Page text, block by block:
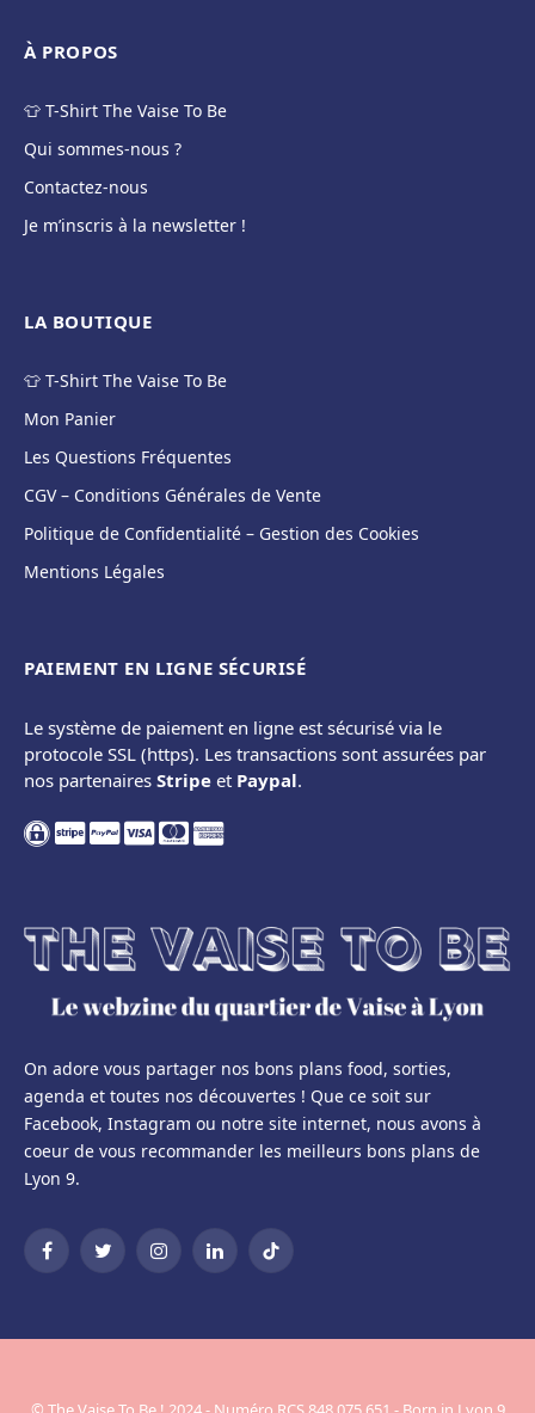
À PROPOS
👕 T-Shirt The Vaise To Be
Qui sommes-nous ?
Contactez-nous
Je m’inscris à la newsletter !
LA BOUTIQUE
👕 T-Shirt The Vaise To Be
Mon Panier
Les Questions Fréquentes
CGV – Conditions Générales de Vente
Politique de Confidentialité – Gestion des Cookies
Mentions Légales
PAIEMENT EN LIGNE SÉCURISÉ
Le système de paiement en ligne est sécurisé via le
protocole SSL (https). Les transactions sont assurées par
nos partenaires Stripe et Paypal.
On adore vous partager nos bons plans food, sorties,
agenda et toutes nos découvertes ! Que ce soit sur
Facebook, Instagram ou notre site internet, nous avons à
coeur de vous recommander les meilleurs bons plans de
Lyon 9.
FacebookTwitterInstagramLinkedInTikTok